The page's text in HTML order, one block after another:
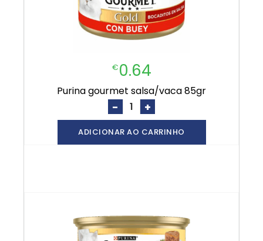
€0.64
purina gourmet salsa/vaca 85gr
- +
ADICIONAR AO CARRINHO